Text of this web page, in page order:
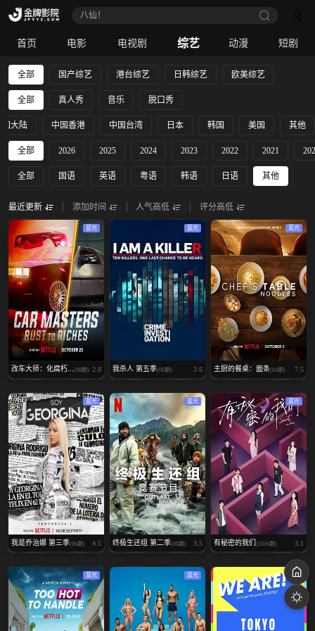
八仙！
首页 电影 电视剧 综艺 动漫 短剧
全部 国产综艺 港台综艺 日韩综艺 欧美综艺
全部 真人秀 音乐 脱口秀
国大陆 中国香港 中国台湾 日本 韩国 美国 其他
全部 2026 2025 2024 2023 2022 2021
全部 国语 英语 粤语 韩语 日语 其他
最近更新 添加时间 人气高低 评分高低
蓝光
改车大师：化腐朽...(08期) 2.8
蓝光
我杀人 第五季(06期) 3.6
蓝光
主厨的餐桌：面条(04期) 7.5
蓝光
我是乔治娜 第三季(06期) 4.5
蓝光
终极生还组 第二季(08期) 3.5
蓝光
有秘密的我们 (1016期) 3.1
蓝光 蓝光 蓝光